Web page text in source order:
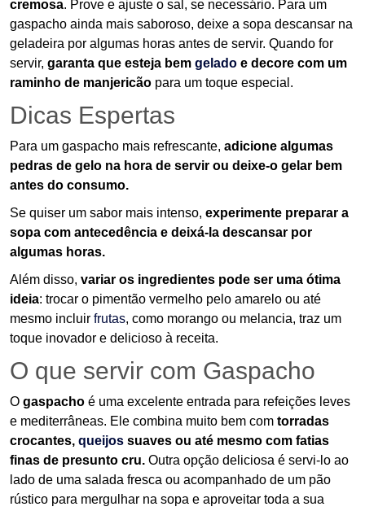
cremosa. Prove e ajuste o sal, se necessário. Para um
gaspacho ainda mais saboroso, deixe a sopa descansar na
geladeira por algumas horas antes de servir. Quando for
servir, garanta que esteja bem gelado e decore com um
raminho de manjericão para um toque especial.
Dicas Espertas
Para um gaspacho mais refrescante, adicione algumas
pedras de gelo na hora de servir ou deixe-o gelar bem
antes do consumo.
Se quiser um sabor mais intenso, experimente preparar a
sopa com antecedência e deixá-la descansar por
algumas horas.
Além disso, variar os ingredientes pode ser uma ótima
ideia: trocar o pimentão vermelho pelo amarelo ou até
mesmo incluir frutas, como morango ou melancia, traz um
toque inovador e delicioso à receita.
O que servir com Gaspacho
O gaspacho é uma excelente entrada para refeições leves
e mediterrâneas. Ele combina muito bem com torradas
crocantes, queijos suaves ou até mesmo com fatias
finas de presunto cru. Outra opção deliciosa é servi-lo ao
lado de uma salada fresca ou acompanhado de um pão
rústico para mergulhar na sopa e aproveitar toda a sua